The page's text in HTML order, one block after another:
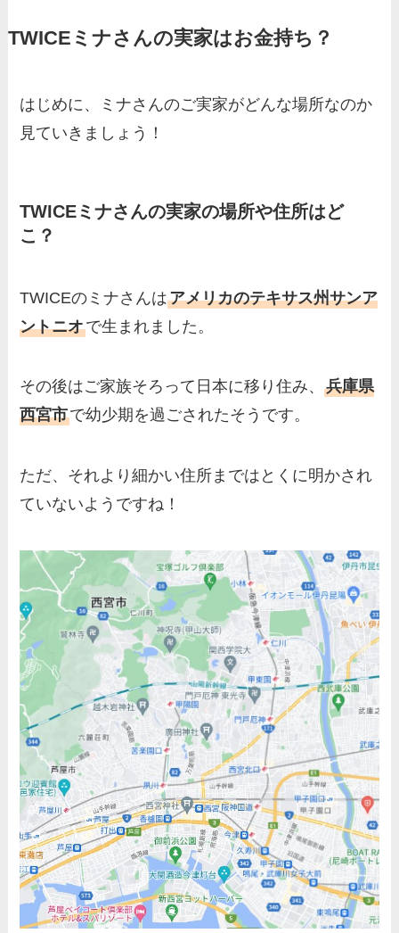
基俊介の実家はお金持ち？兄
人？家族を調査！
三浦璃来の実家はお金持ち！
羽鳥慎一アナの両親（父・
片岡凜の母親が美人！家族構
成や父・片岡達也、兄弟につ
梅澤廉アナの父親・母親の職
業や経歴を調査！兄弟や実家
伊藤海彦の兄弟は弟の夏彦！
実家の両親など家族情報も全
TWICEミナさんの実家はお金持ち？
はじめに、ミナさんのご実家がどんな場所なのか
見ていきましょう！
TWICEミナさんの実家の場所や住所はど
こ？
TWICEのミナさんはアメリカのテキサス州サンア
ントニオで生まれました。
その後はご家族そろって日本に移り住み、兵庫県
西宮市で幼少期を過ごされたそうです。
ただ、それより細かい住所まではとくに明かされ
ていないようですね！